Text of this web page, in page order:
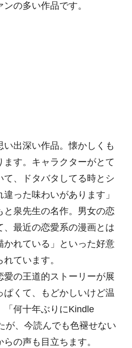
の多い作品です。
い出深い作品。懐かしくも
す。キャラクターがとて
て、ドタバタしてる時とシ
った味わいがあります」
と泉先生の名作。男女の恋
、最近の恋愛系の漫画とは
かれている」といった好意
ています。
愛の王道的ストーリーが展
ぱくて、もどかしいけど温
「何十年ぶりにKindle
が、今読んでも色褪せない
の声も目立ちます。